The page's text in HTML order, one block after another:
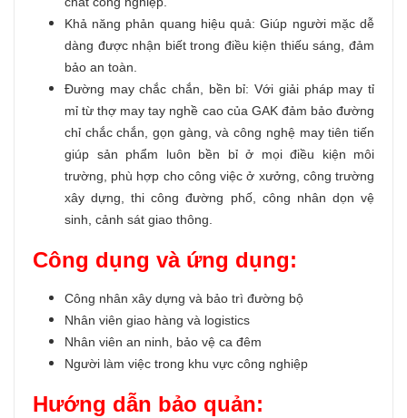
Khả năng phản quang hiệu quả: Giúp người mặc dễ
dàng được nhận biết trong điều kiện thiếu sáng, đảm
bảo an toàn.
Đường may chắc chắn, bền bỉ: Với giải pháp may tỉ
mỉ từ thợ may tay nghề cao của GAK đảm bảo đường
chỉ chắc chắn, gọn gàng, và công nghệ may tiên tiến
giúp sản phẩm luôn bền bỉ ở mọi điều kiện môi
trường, phù hợp cho công việc ở xưởng, công trường
xây dựng, thi công đường phố, công nhân dọn vệ
sinh, cảnh sát giao thông.
Công dụng và ứng dụng:
Công nhân xây dựng và bảo trì đường bộ
Nhân viên giao hàng và logistics
Nhân viên an ninh, bảo vệ ca đêm
Người làm việc trong khu vực công nghiệp
Hướng dẫn bảo quản: